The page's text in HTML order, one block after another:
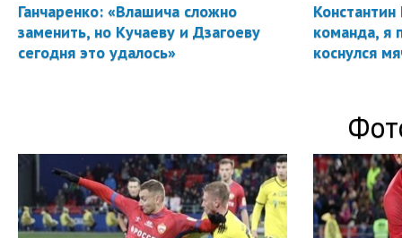
Ганчаренко: «Влашича сложно
заменить, но Кучаеву и Дзагоеву
сегодня это удалось»
Константин
команда, я
коснулся